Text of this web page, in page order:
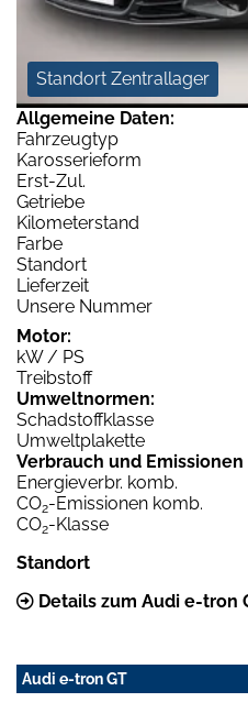
Standort Zentrallager
Allgemeine Daten:
Fahrzeugtyp
Karosserieform
Erst-Zul.
Getriebe
Kilometerstand
Farbe
Standort
Lieferzeit
Unsere Nummer
Motor:
kW / PS
Treibstoff
Umweltnormen:
Schadstoffklasse
Umweltplakette
Verbrauch und Emissionen
Energieverbr. komb.
CO2-Emissionen komb.
CO2-Klasse
Standort
Details zum Audi e-tron
Audi e-tron GT